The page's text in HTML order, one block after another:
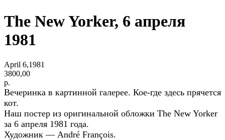
The New Yorker, 6 апреля
1981
April 6,1981
3800,00
р.
Вечеринка в картинной галерее. Кое-где здесь прячется
кот.
Наш постер из оригинальной обложки The New Yorker
за 6 апреля 1981 года.
Художник — André François.